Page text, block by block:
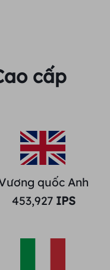
cấp
quốc Anh
453,927IPS